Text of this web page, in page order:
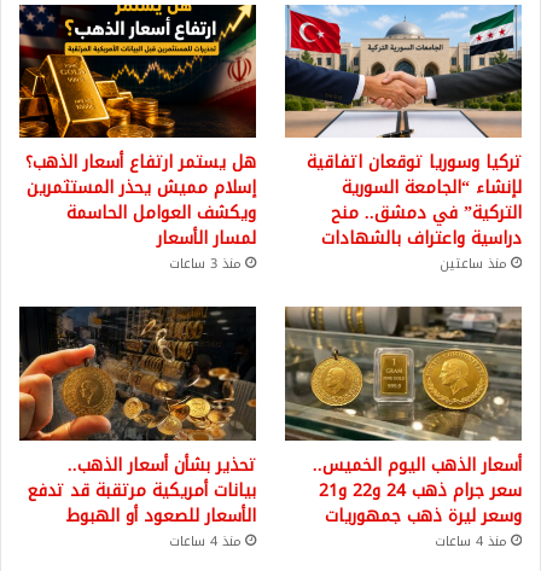
تركيا وسوريا توقعان اتفاقية
لإنشاء “الجامعة السورية
التركية” في دمشق.. منح
دراسية واعتراف بالشهادات
منذ ساعتين
هل يستمر ارتفاع أسعار الذهب؟
إسلام مميش يحذر المستثمرين
ويكشف العوامل الحاسمة
لمسار الأسعار
منذ 3 ساعات
أسعار الذهب اليوم الخميس..
سعر جرام ذهب 24 و22 و21
وسعر ليرة ذهب جمهوريات
منذ 4 ساعات
تحذير بشأن أسعار الذهب..
بيانات أمريكية مرتقبة قد تدفع
الأسعار للصعود أو الهبوط
منذ 4 ساعات